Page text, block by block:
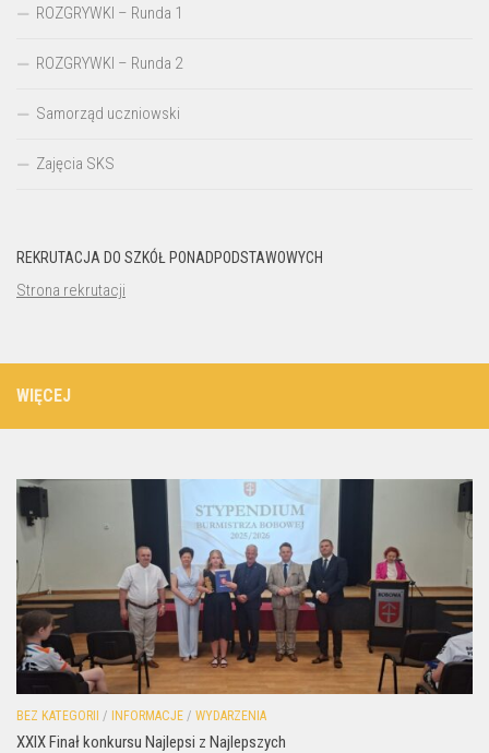
ROZGRYWKI – Runda 1
ROZGRYWKI – Runda 2
Samorząd uczniowski
Zajęcia SKS
REKRUTACJA DO SZKÓŁ PONADPODSTAWOWYCH
Strona rekrutacji
WIĘCEJ
BEZ KATEGORII / INFORMACJE / WYDARZENIA
XXIX Finał konkursu Najlepsi z Najlepszych